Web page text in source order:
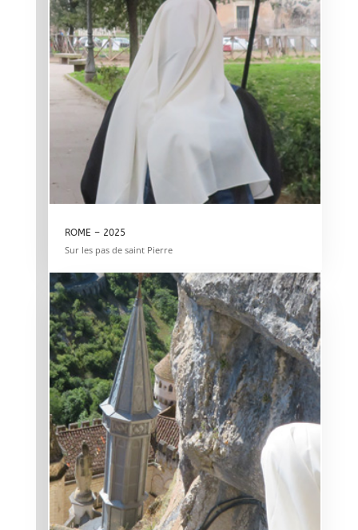
ROME – 2025
Sur les pas de saint Pierre